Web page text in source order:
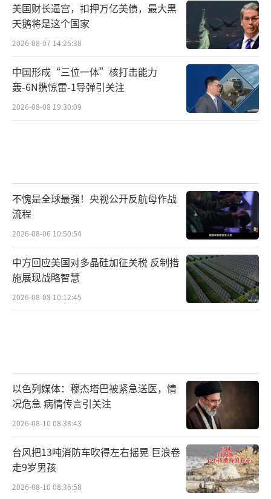
美国财长逼宫，扣押万亿美债，最大黑
天鹅将是这个国家
2026-08-07 14:25:38
中国形成“三位一体”核打击能力
轰-6N携惊雷-1导弹引关注
2026-08-08 19:30:09
不愧是全球最强！央视公开反航母作战
流程
2026-08-06 10:50:54
中方回应美国对多晶硅加征关税 反制措
施展现战略智慧
2026-08-08 10:12:45
以色列媒体：穆杰塔巴被紧急送医，情
况危急 病情传言引关注
2026-08-10 08:38:43
台风把13吨消防车吹得左右摇晃 巨浪卷
走9岁男孩
2026-08-10 08:36:58